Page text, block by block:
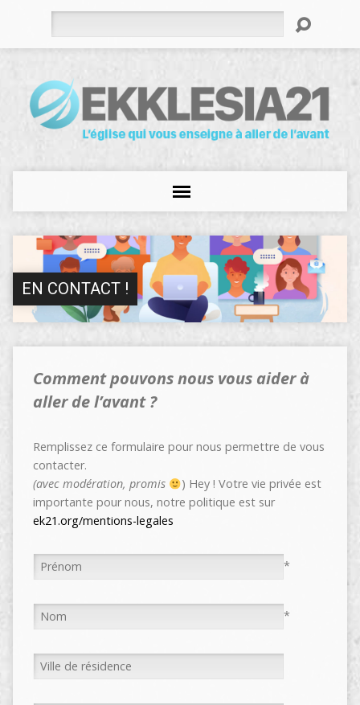
EN CONTACT !
Comment pouvons nous vous aider à
aller de l’avant ?
Remplissez ce formulaire pour nous permettre de vous
contacter.
(avec modération, promis
) Hey ! Votre vie privée est
importante pour nous, notre politique est sur
ek21.org/mentions-legales
*
*